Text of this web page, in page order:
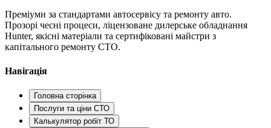
Преміуми за стандартами автосервісу та ремонту авто.
Прозорі чесні процеси, ліцензоване дилерське обладнання
Hunter, якісні матеріали та сертифіковані майстри з
капітального ремонту СТО.
Навігація
Головна сторінка
Послуги та ціни СТО
Калькулятор робіт ТО